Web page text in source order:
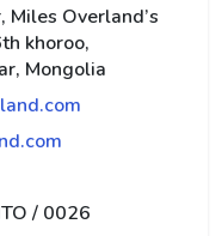
Miles Overland’s
khoroo,
Mongolia
/ 0026